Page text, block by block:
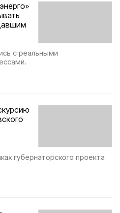
с реальными
губернаторского проекта